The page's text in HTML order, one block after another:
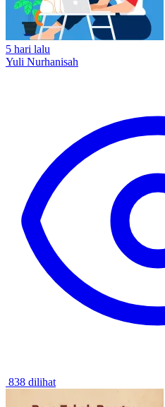
5 hari lalu
Yuli Nurhanisah
838 dilihat